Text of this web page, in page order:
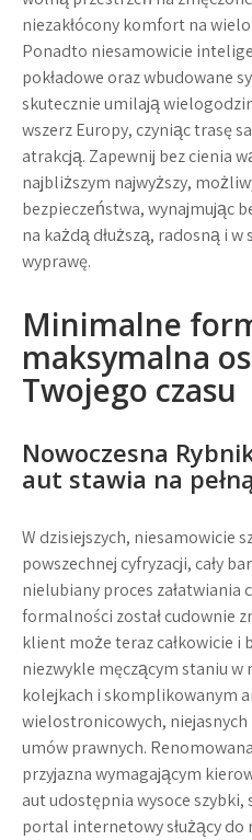
niezakłócony komfort na
Ponadto niesamowicie
pokładowe oraz wbudowane
skutecznie umilają
wszerz Europy, czyniąc trasę
atrakcją. Zapewnij bez cienia
najbliższym najwyższy,
bezpieczeństwa, wynajmując
na każdą dłuższą, radosną i
wyprawę.
Minimalne
maksymalna
Twojego czasu
Nowoczesna
aut stawia na
W dzisiejszych, niesamowicie
powszechnej cyfryzacji, cały
nielubiany proces załatwiania
formalności został cudownie
klient może teraz całkowicie i
niezwykle męczącym staniu w
kolejkach i skomplikowanym
wielostronicowych, niejasnych
umów prawnych.
przyjazna wymagającym
autudostępnia wysoce
portal internetowy służący do